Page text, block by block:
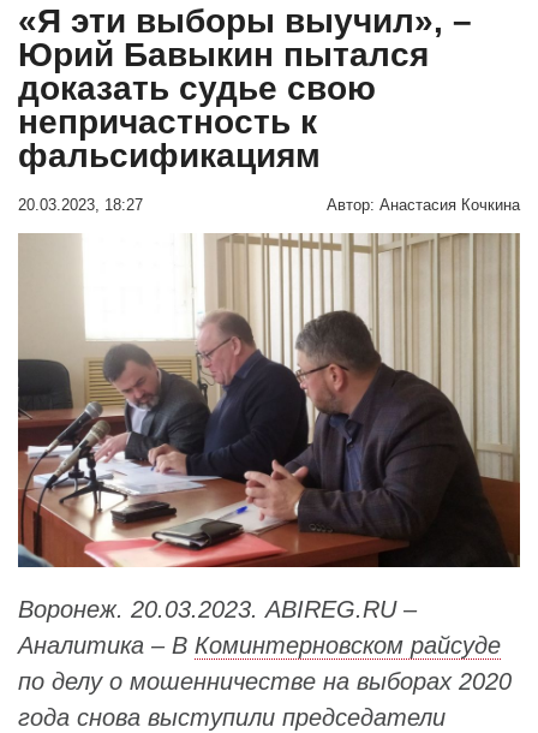
«Я эти выборы выучил», –
Юрий Бавыкин пытался
доказать судье свою
непричастность к
фальсификациям
20.03.2023, 18:27 Автор: Анастасия Кочкина
Воронеж. 20.03.2023. ABIREG.RU –
Аналитика – В Коминтерновском райсуде
по делу о мошенничестве на выборах 2020
года снова выступили председатели